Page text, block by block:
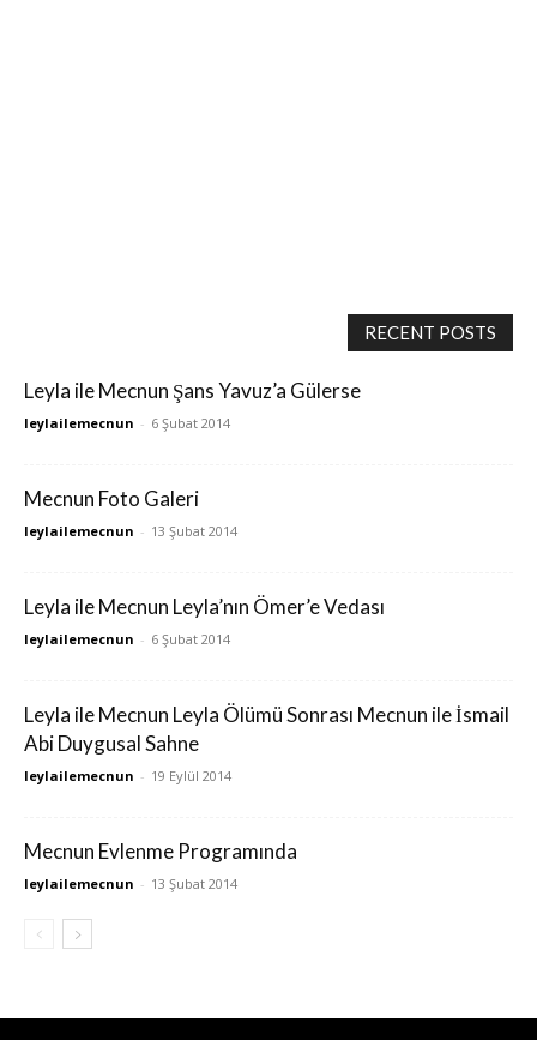
RECENT POSTS
Leyla ile Mecnun Şans Yavuz’a Gülerse
leylailemecnun - 6 Şubat 2014
Mecnun Foto Galeri
leylailemecnun - 13 Şubat 2014
Leyla ile Mecnun Leyla’nın Ömer’e Vedası
leylailemecnun - 6 Şubat 2014
Leyla ile Mecnun Leyla Ölümü Sonrası Mecnun ile İsmail
Abi Duygusal Sahne
leylailemecnun - 19 Eylül 2014
Mecnun Evlenme Programında
leylailemecnun - 13 Şubat 2014